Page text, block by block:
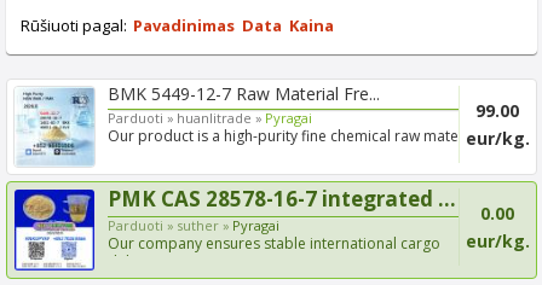
Rūšiuoti pagal: Pavadinimas Data Kaina
BMK 5449-12-7 Raw Material Fre...
Parduoti » huanlitrade » Pyragai
Our product is a high-purity fine chemical raw material,
99.00
eur/kg.
PMK CAS 28578-16-7 integrated ...
Parduoti » suther » Pyragai
Our company ensures stable international cargo
delivery supp...
0.00
eur/kg.